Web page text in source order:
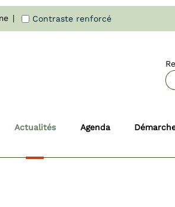
Contraste renforcé
Actualités Agenda